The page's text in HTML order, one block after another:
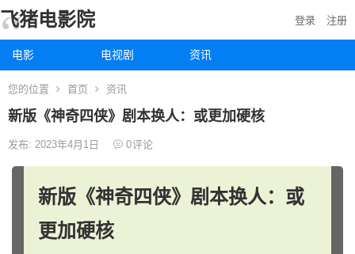
飞猪电影院
电影 电视剧 资讯
登录 注册
您的位置 首页 资讯
新版《神奇四侠》剧本换人：或更加硬核
发布: 2023年4月1日 0评论
新版《神奇四侠》剧本换人：或
更加硬核